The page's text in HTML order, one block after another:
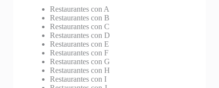
Restaurantes con A
Restaurantes con B
Restaurantes con C
Restaurantes con D
Restaurantes con E
Restaurantes con F
Restaurantes con G
Restaurantes con H
Restaurantes con I